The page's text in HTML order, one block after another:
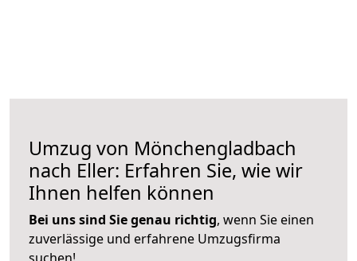
Umzug von Mönchengladbach
nach Eller: Erfahren Sie, wie wir
Ihnen helfen können
Bei uns sind Sie genau richtig, wenn Sie einen
zuverlässige und erfahrene Umzugsfirma